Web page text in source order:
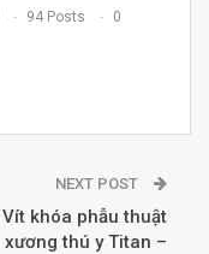
94 Posts 0
NEXT POST
Vít khóa phẫu thuật
xương thú y Titan –